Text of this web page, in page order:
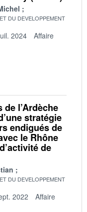
DU DEVELOPPEMENT
2024
Affaire
l’Ardèche
stratégie
endigués de
le Rhône
de
DU DEVELOPPEMENT
2022
Affaire